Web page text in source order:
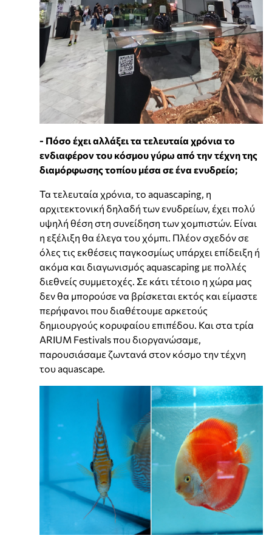
- Πόσο έχει αλλάξει τα τελευταία χρόνια το
ενδιαφέρον του κόσμου γύρω από την τέχνη της
διαμόρφωσης τοπίου μέσα σε ένα ενυδρείο;
Τα τελευταία χρόνια, το aquascaping, η
αρχιτεκτονική δηλαδή των ενυδρείων, έχει πολύ
υψηλή θέση στη συνείδηση των χομπιστών. Είναι
η εξέλιξη θα έλεγα του χόμπι. Πλέον σχεδόν σε
όλες τις εκθέσεις παγκοσμίως υπάρχει επίδειξη ή
ακόμα και διαγωνισμός aquascaping με πολλές
διεθνείς συμμετοχές. Σε κάτι τέτοιο η χώρα μας
δεν θα μπορούσε να βρίσκεται εκτός και είμαστε
περήφανοι που διαθέτουμε αρκετούς
δημιουργούς κορυφαίου επιπέδου. Και στα τρία
ARIUM Festivals που διοργανώσαμε,
παρουσιάσαμε ζωντανά στον κόσμο την τέχνη
του aquascape.